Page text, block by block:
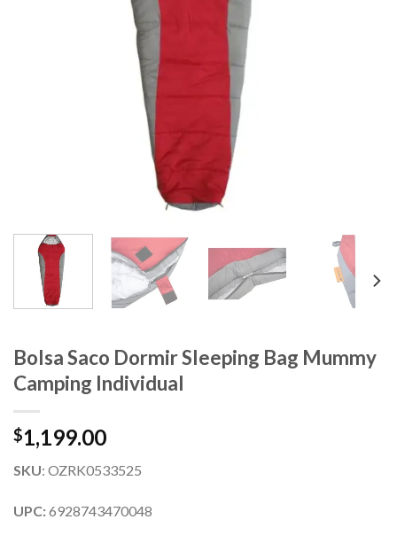
Bolsa Saco Dormir Sleeping Bag Mummy
Camping Individual
$1,199.00
SKU: OZRK0533525
UPC:6928743470048